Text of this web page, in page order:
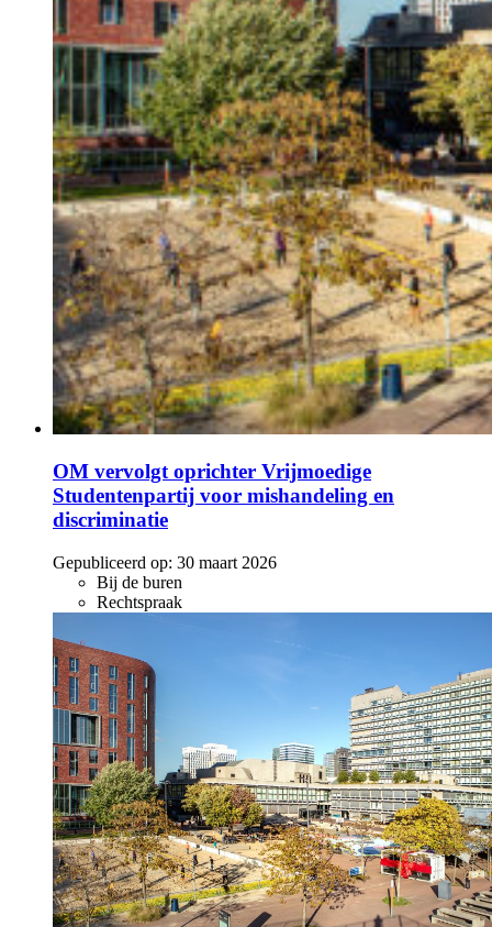
OM vervolgt oprichter Vrijmoedige
Studentenpartij voor mishandeling en
discriminatie
Gepubliceerd op: 30 maart 2026
Bij de buren
Rechtspraak